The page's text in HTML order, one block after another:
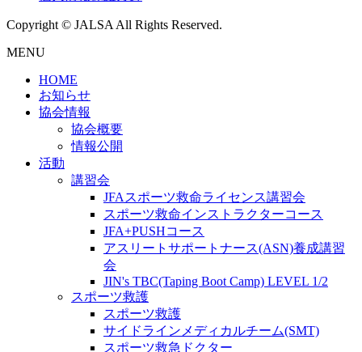
Copyright © JALSA All Rights Reserved.
MENU
HOME
お知らせ
協会情報
協会概要
情報公開
活動
講習会
JFAスポーツ救命ライセンス講習会
スポーツ救命インストラクターコース
JFA+PUSHコース
アスリートサポートナース(ASN)養成講習
会
JIN's TBC(Taping Boot Camp) LEVEL 1/2
スポーツ救護
スポーツ救護
サイドラインメディカルチーム(SMT)
スポーツ救急ドクター